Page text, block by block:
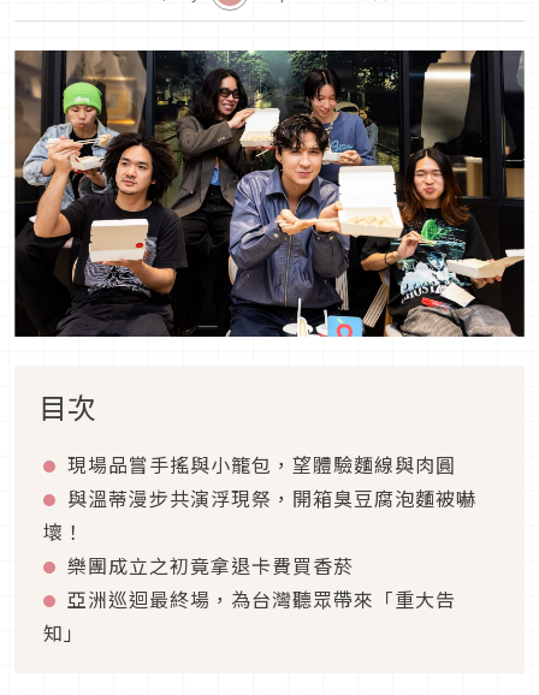
目次
現場品嘗手搖與小籠包，望體驗麵線與肉圓
與溫蒂漫步共演浮現祭，開箱臭豆腐泡麵被嚇
壞！
樂團成立之初竟拿退卡費買香菸
亞洲巡迴最終場，為台灣聽眾帶來「重大告
知」